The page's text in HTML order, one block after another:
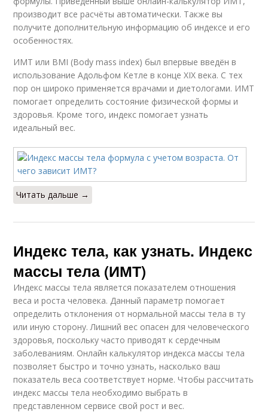
производит все расчёты автоматически. Также вы
получите дополнительную информацию об индексе и его
особенностях.
ИМТ или BMI (Body mass index) был впервые введён в
использование Адольфом Кетле в конце XIX века. С тех
пор он широко применяется врачами и диетологами. ИМТ
помогает определить состояние физической формы и
здоровья. Кроме того, индекс помогает узнать
идеальный вес.
Читать дальше →
Индекс тела, как узнать. Индекс
массы тела (ИМТ)
Индекс массы тела является показателем отношения
веса и роста человека. Данный параметр помогает
определить отклонения от нормальной массы тела в ту
или иную сторону. Лишний вес опасен для человеческого
здоровья, поскольку часто приводят к сердечным
заболеваниям. Онлайн калькулятор индекса массы тела
позволяет быстро и точно узнать, насколько ваш
показатель веса соответствует норме. Чтобы рассчитать
индекс массы тела необходимо выбрать в
представленном сервисе свой рост и вес.